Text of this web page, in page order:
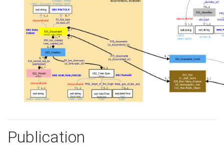
Publication